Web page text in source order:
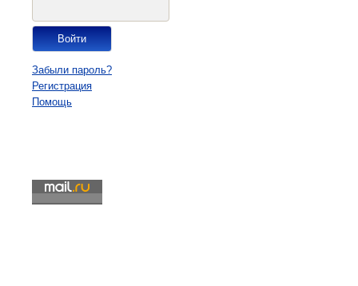
Забыли пароль?
Регистрация
Помощь